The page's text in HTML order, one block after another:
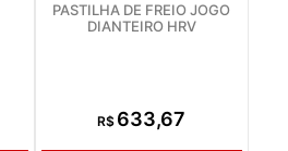
PASTILHA DE FREIO JOGO
DIANTEIRO HRV
R$ 633,67